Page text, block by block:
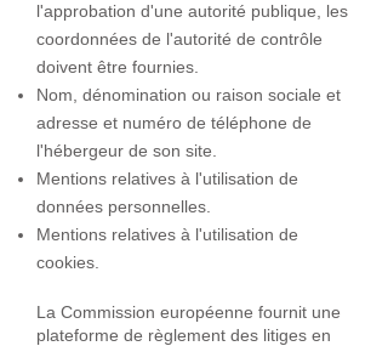
l'approbation d'une autorité publique, les
coordonnées de l'autorité de contrôle
doivent être fournies. ​​​
Nom, dénomination ou raison sociale et
adresse et numéro de téléphone de
l'hébergeur de son site.
Mentions relatives à l'utilisation de
données personnelles.
Mentions relatives à l'utilisation de
cookies.
La Commission européenne fournit une
plateforme de règlement des litiges en